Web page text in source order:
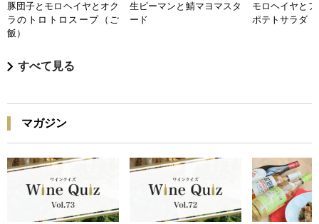
豚団子とモロヘイヤとオク
ラのトロトロスープ（ご
飯）
生ピーマンと鯖マヨマスタ
ード
モロヘイヤと
ポテトサラダ
すべて見る
マガジン